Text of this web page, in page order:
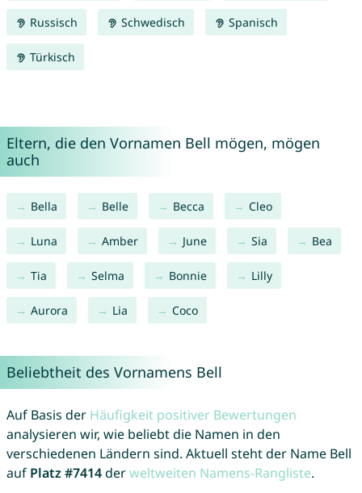
Russisch Schwedisch Spanisch
Türkisch
Eltern, die den Vornamen Bell mögen, mögen
auch
Bella Belle Becca Cleo
Luna Amber June Sia Bea
Tia Selma Bonnie Lilly
Aurora Lia Coco
Beliebtheit des Vornamens Bell
Auf Basis der Häufigkeit positiver Bewertungen
analysieren wir, wie beliebt die Namen in den
verschiedenen Ländern sind. Aktuell steht der Name Bell
auf Platz #7414derweltweiten Namens-Rangliste.